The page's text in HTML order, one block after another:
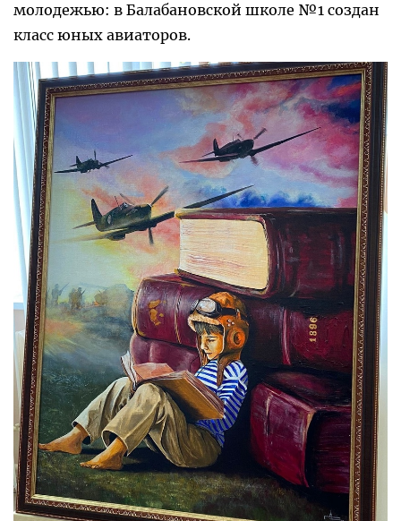
молодежью: в Балабановской школе №1 создан
класс юных авиаторов.